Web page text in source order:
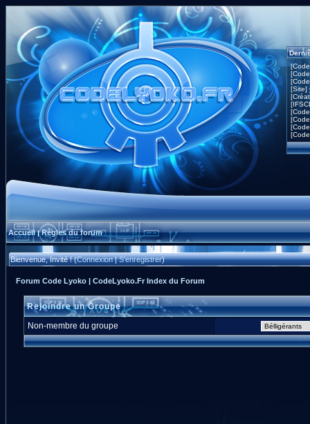
[Site]
Accueil|Règles du forum
Bienvenue, Invité ! (Connexion|S'enregistrer)
Forum Code Lyoko | CodeLyoko.Fr Index du Forum
Rejoindre un Groupe
Non-membre du groupe